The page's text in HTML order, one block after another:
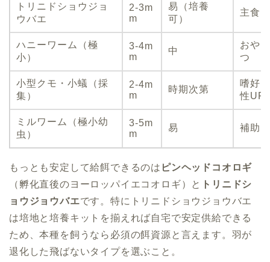
トリニドショウジョ
ウバエ
2-3m
m
易（培養
可）
主食
ハニーワーム（極
小）
3-4m
m
中
おや
つ
小型クモ・小蟻（採
集）
2-4m
m
時期次第
嗜好
性UP
ミルワーム（極小幼
虫）
3-5m
m
易 補助
もっとも安定して給餌できるのは ピンヘッドコオロギ
（孵化直後のヨーロッパイエコオロギ）と
トリニドシ
ョウジョウバエです。特にトリニドショウジョウバエ
は培地と培養キットを揃えれば自宅で安定供給できる
ため、本種を飼うなら必須の餌資源と言えます。羽が
退化した飛ばないタイプを選ぶこと。